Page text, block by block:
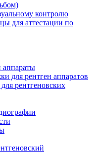
контролю
для аттестации по
для рентген аппаратов
рентгеновских